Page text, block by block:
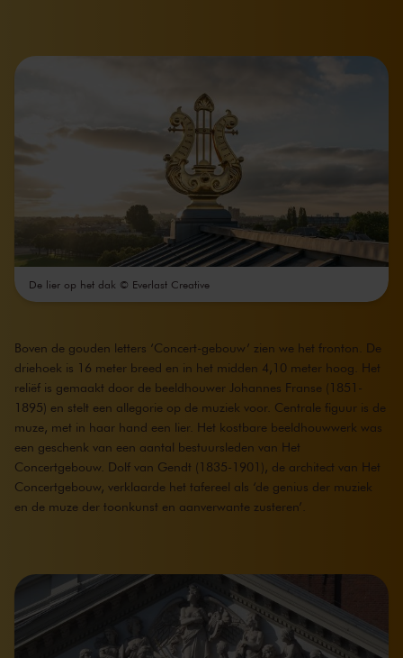
De lier op het dak © Everlast Creative
Boven de gouden letters ‘Concert-gebouw’ zien we het fronton. De
driehoek is 16 meter breed en in het midden 4,10 meter hoog. Het
reliëf is gemaakt door de beeldhouwer Johannes Franse (1851-
1895) en stelt een allegorie op de muziek voor. Centrale figuur is de
muze, met in haar hand een lier. Het kostbare beeldhouwwerk was
een geschenk van een aantal bestuursleden van Het
Concertgebouw. Dolf van Gendt (1835-1901), de architect van Het
Concertgebouw, verklaarde het tafereel als ‘de genius der muziek
en de muze der toonkunst en aanverwante zusteren’.